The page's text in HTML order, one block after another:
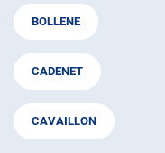
BOLLENE
CADENET
CAVAILLON